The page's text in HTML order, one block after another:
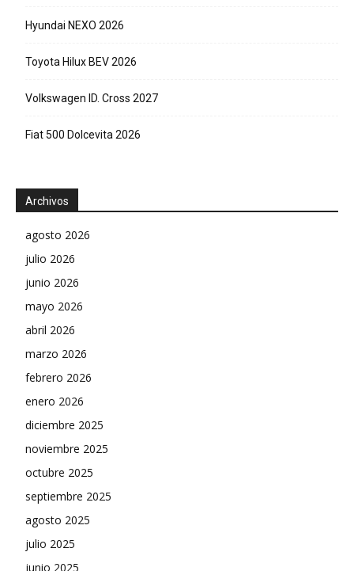
Hyundai NEXO 2026
Toyota Hilux BEV 2026
Volkswagen ID. Cross 2027
Fiat 500 Dolcevita 2026
Archivos
agosto 2026
julio 2026
junio 2026
mayo 2026
abril 2026
marzo 2026
febrero 2026
enero 2026
diciembre 2025
noviembre 2025
octubre 2025
septiembre 2025
agosto 2025
julio 2025
junio 2025